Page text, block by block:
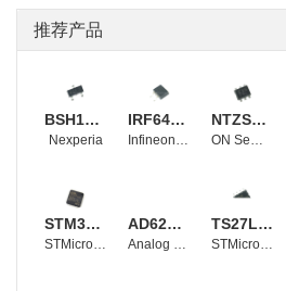
推荐产品
BSH105,215
Nexperia
IRF640NSTRLPBF NTZS3151PT1G
STM32F103RBT6
STMicroelectronics
AD620BRZ
Analog Devices, Inc.
TS27L2CDT
STMicroelectronics